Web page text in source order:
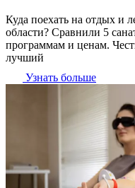
Куда поехать на отдых и
области? Сравнили 5
программам и ценам.
лучший
Узнать больше